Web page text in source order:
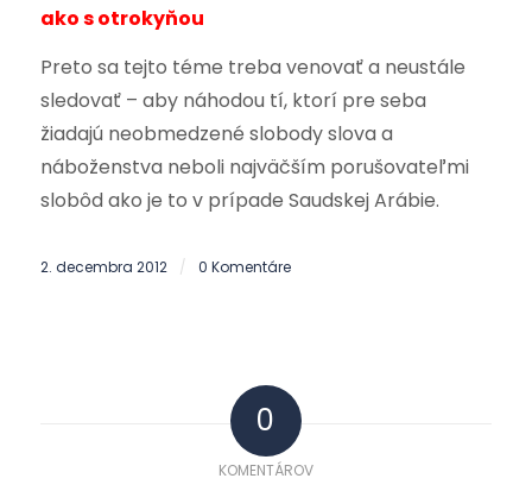
ako s otrokyňou
Preto sa tejto téme treba venovať a neustále
sledovať – aby náhodou tí, ktorí pre seba
žiadajú neobmedzené slobody slova a
náboženstva neboli najväčším porušovateľmi
slobôd ako je to v prípade Saudskej Arábie.
2. decembra 2012 / 0 Komentáre
0
KOMENTÁROV